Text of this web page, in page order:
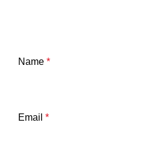
Name *
Email *